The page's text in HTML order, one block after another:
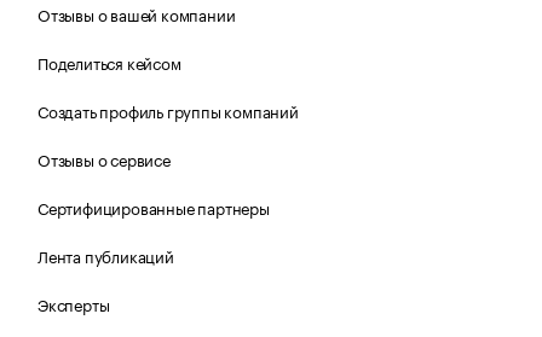
Отзывы о вашей компании
Поделиться кейсом
Создать профиль группы компаний
Отзывы о сервисе
Сертифицированные партнеры
Лента публикаций
Эксперты